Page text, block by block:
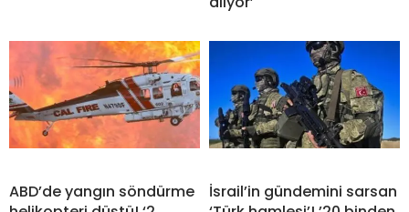
ABD’de yangın söndürme
İsrail’in gündemini sarsan